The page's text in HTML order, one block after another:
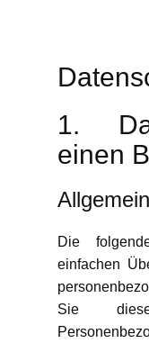
1.
einen
Die
einfachen
Sie